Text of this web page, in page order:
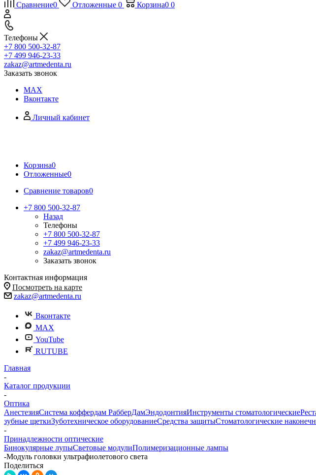
Сравнение0 Отложенные 0 Корзина0 0
Телефоны
+7 800 500-32-87
+7 499 946-23-33
zakaz@artmedenta.ru
Заказать звонок
MAX
Вконтакте
Личный кабинет
Корзина0
Отложенные0
Сравнение товаров0
+7 800 500-32-87
Назад
Телефоны
+7 800 500-32-87
+7 499 946-23-33
zakaz@artmedenta.ru
Заказать звонок
Контактная информация
Посмотреть на карте
zakaz@artmedenta.ru
Вконтакте
MAX
YouTube
RUTUBE
Главная
-
Каталог продукции
-
Оптика
АнестезияСистема коффердам РабберДамЭндодонтияИнструменты стоматологические
зубные щеткиЗуботехническое оборудованиеСредства защитыСтоматологические
-
Принадлежности оптические
Бинокулярные лупыСветовые модулиПолимеризационные лампы
-Модуль головки ультрафиолетового света
Поделиться